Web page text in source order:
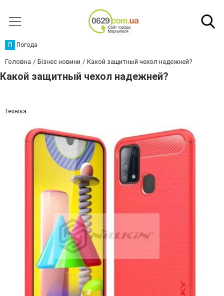
П Погода
Головна Бізнес новини Какой защитный чехол надежней?
Какой защитный чехол надежней?
Техніка